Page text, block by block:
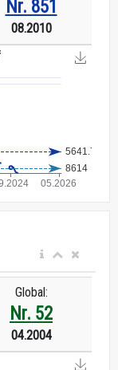
Nr. 851
08.2010
Global:
Nr. 52
04.2004